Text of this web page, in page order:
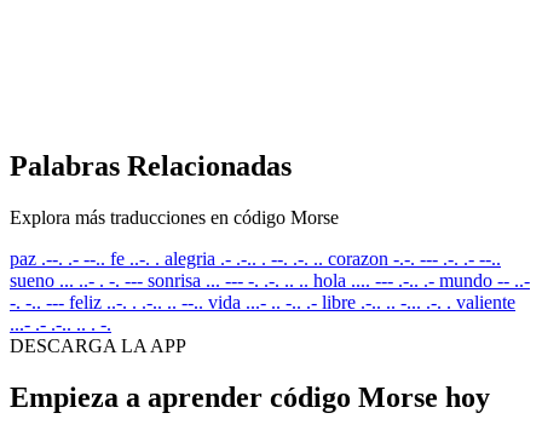
Palabras Relacionadas
Explora más traducciones en código Morse
paz .--. .- --.. fe ..-. . alegria .- .-.. . --. .-. .. corazon -.-. --- .-. .- --..
sueno ... ..- . -. --- sonrisa ... --- -. .-. .. .. hola .... --- .-.. .- mundo -- ..-
-. -.. --- feliz ..-. . .-.. .. --.. vida ...- .. -.. .- libre .-.. .. -... .-. . valiente
...- .- .-.. .. . -.
DESCARGA LA APP
Empieza a aprender código Morse hoy